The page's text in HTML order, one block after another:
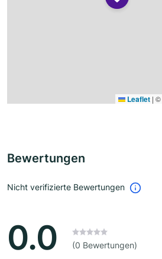
Leaflet | ©
Bewertungen
Nicht verifizierte Bewertungen
0.0 (0 Bewertungen)